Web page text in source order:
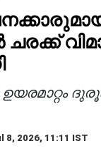
ഉയരമാറ്റം
8, 2026, 11:11 IST